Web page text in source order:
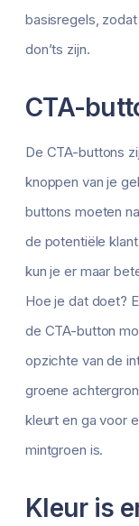
basisregels,
don’ts zijn.
CTA-
De CTA-buttons
knoppen van je
buttons moeten
de potentiële
kun je er maar
Hoe je dat doet?
de CTA-button
opzichte van de
groene
kleurt en ga voor
mintgroen is.
Kleur is